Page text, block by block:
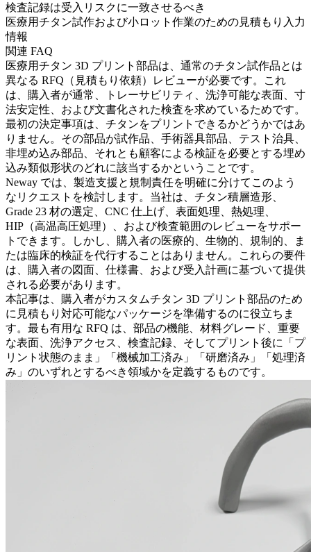
検査記録は受入リスクに一致させるべき
医療用チタン試作および小ロット作業のための見積もり入力
情報
関連 FAQ
医療用チタン 3D プリント部品は、通常のチタン試作品とは
異なる RFQ（見積もり依頼）レビューが必要です。これ
は、購入者が通常、トレーサビリティ、洗浄可能な表面、寸
法安定性、および文書化された検査を求めているためです。
最初の決定事項は、チタンをプリントできるかどうかではあ
りません。その部品が試作品、手術器具部品、テスト治具、
非埋め込み部品、それとも顧客による検証を必要とする埋め
込み類似形状のどれに該当するかということです。
Neway では、製造支援と規制責任を明確に分けてこのよう
なリクエストを検討します。当社は、チタン積層造形、
Grade 23 材の選定、CNC 仕上げ、表面処理、熱処理、
HIP（高温高圧処理）、および検査範囲のレビューをサポー
トできます。しかし、購入者の医療的、生物的、規制的、ま
たは臨床的検証を代行することはありません。これらの要件
は、購入者の図面、仕様書、および受入計画に基づいて提供
される必要があります。
本記事は、購入者がカスタムチタン 3D プリント部品のため
に見積もり対応可能なパッケージを準備するのに役立ちま
す。最も有用な RFQ は、部品の機能、材料グレード、重要
な表面、洗浄アクセス、検査記録、そしてプリント後に「プ
リント状態のまま」「機械加工済み」「研磨済み」「処理済
み」のいずれとするべき領域かを定義するものです。